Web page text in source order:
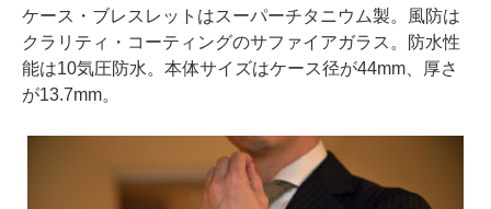
ケース・ブレスレットはスーパーチタニウム製。風防は
クラリティ・コーティングのサファイアガラス。防水性
能は10気圧防水。本体サイズはケース径が44mm、厚さ
が13.7mm。